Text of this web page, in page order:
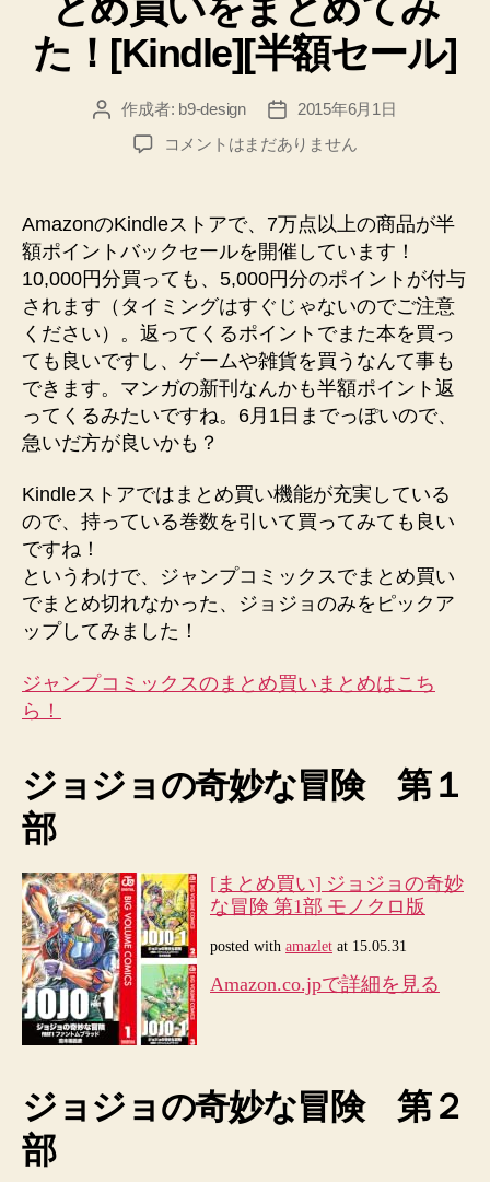
た！[Kindle][半額セール]
投
作成者: b9-design
投
稿
日
2015年6月1日
Kindle
ポ
ン
ト
バ
ッ
セ
ー
ル！
ジ
ジ
ョ
ま
と
め
い
を
て
[半
額
セ
ー
ル]
へ
の
コメントはまだありません
AmazonのKindleストアで、7万点以上の商品が半
額ポイントバックセールを開催しています！
10,000円分買っても、5,000円分のポイントが付与
されます（タイミングはすぐじゃないのでご注意
ください）。返ってくるポイントでまた本を買っ
ても良いですし、ゲームや雑貨を買うなんて事も
できます。マンガの新刊なんかも半額ポイント返
ってくるみたいですね。6月1日までっぽいので、
急いだ方が良いかも？
Kindleストアではまとめ買い機能が充実している
ので、持っている巻数を引いて買ってみても良い
ですね！
というわけで、ジャンプコミックスでまとめ買い
でまとめ切れなかった、ジョジョのみをピックア
ップしてみました！
ジャンプコミックスのまとめ買いまとめはこち
ら！
ジョジョの奇妙な冒険 第１
部
[まとめ買い] ジョジョの奇妙
な冒険 第1部 モノクロ版
posted with amazlet at 15.05.31
Amazon.co.jpで詳細を見る
ジョジョの奇妙な冒険 第２
部